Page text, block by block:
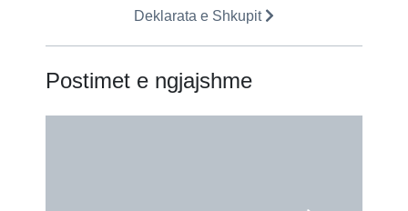
Deklarata e Shkupit
Postimet e ngjajshme